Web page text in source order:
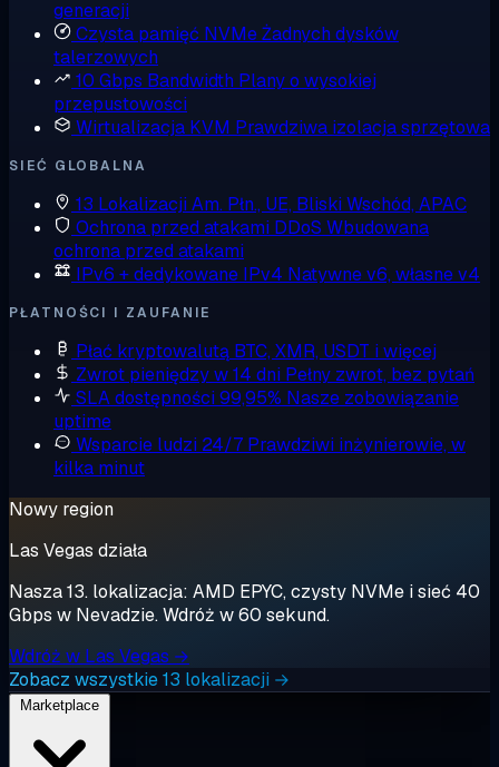
generacji
Czysta pamięć NVMeŻadnych dysków
talerzowych
10 Gbps Bandwidth Plany o wysokiej
przepustowości
Wirtualizacja KVM Prawdziwa izolacja sprzętowa
SIEĆ GLOBALNA
13 Lokalizacji Am. Płn., UE, Bliski Wschód, APAC
Ochrona przed atakami DDoS Wbudowana
ochrona przed atakami
IPv6 + dedykowane IPv4 Natywne v6, własne v4
PŁATNOŚCI I ZAUFANIE
Płać kryptowalutą BTC, XMR, USDT i więcej
Zwrot pieniędzy w 14 dni Pełny zwrot, bez pytań
SLA dostępności 99,95% Nasze zobowiązanie
uptime
Wsparcie ludzi 24/7 Prawdziwi inżynierowie, w
kilka minut
Nowy region
Las Vegas działa
Nasza 13. lokalizacja: AMD EPYC, czysty NVMe i sieć 40
Gbps w Nevadzie. Wdróż w 60 sekund.
Wdróż w Las Vegas →
Zobacz wszystkie 13 lokalizacji →